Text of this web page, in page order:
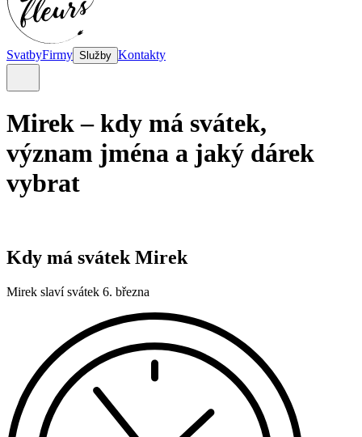
SvatbyFirmy Služby Kontakty
Mirek – kdy má svátek,
význam jména a jaký dárek
vybrat
Kdy má svátek Mirek
Mirek slaví svátek 6. března